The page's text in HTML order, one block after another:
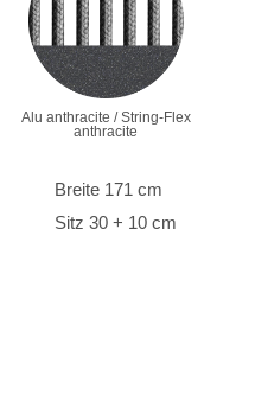
Alu anthracite / String-Flex
anthracite
Breite 171 cm
Sitz 30 + 10 cm